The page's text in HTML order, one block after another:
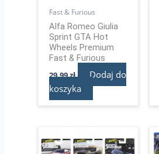
Fast & Furious
Alfa Romeo Giulia
Sprint GTA Hot
Wheels Premium
Fast & Furious
29,99zł
Dodaj do
koszyka